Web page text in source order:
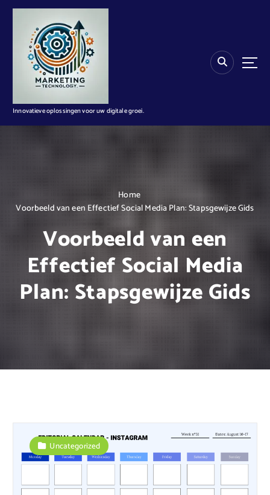
n
Innovatieve oplossingen voor uw digitale groei.
Home
Voorbeeld van een Effectief Social Media Plan: Stapsgewijze Gids
Voorbeeld van een
Effectief Social Media
Plan: Stapsgewijze Gids
Uncategorized